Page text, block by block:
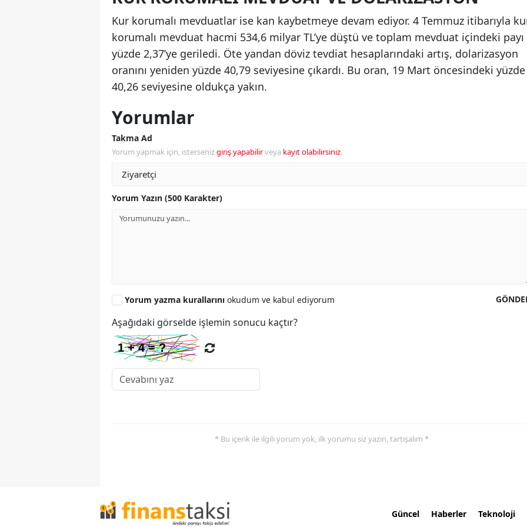
Kur korumalı mevduatlar ise kan kaybetmeye devam ediyor. 4 Temmuz itibarıyla
korumalı mevduat hacmi 534,6 milyar TL’ye düştü ve toplam mevduat içindeki payı
yüzde 2,37’ye geriledi. Öte yandan döviz tevdiat hesaplarındaki artış, dolarizasyon
oranını yeniden yüzde 40,79 seviyesine çıkardı. Bu oran, 19 Mart öncesindeki yüzde
40,26 seviyesine oldukça yakın.
Yorumlar
Takma Ad
Yorum yapmak için, istersenizgiriş yapabilirveya kayıt olabilirsiniz.
Yorum Yazın (500 Karakter)
Yorum yazma kurallarını okudum ve kabul ediyorum
Aşağıdaki görselde işlemin sonucu kaçtır?
* Bu içerik ile ilgili yorum yok, ilk yorumu siz yazın, tartışalım *
Güncel Haberler Teknoloji